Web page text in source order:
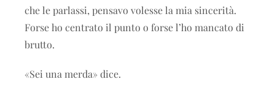
che le parlassi, pensavo volesse la mia sincerità.
Forse ho centrato il punto o forse l’ho mancato di
brutto.
«Sei una merda» dice.